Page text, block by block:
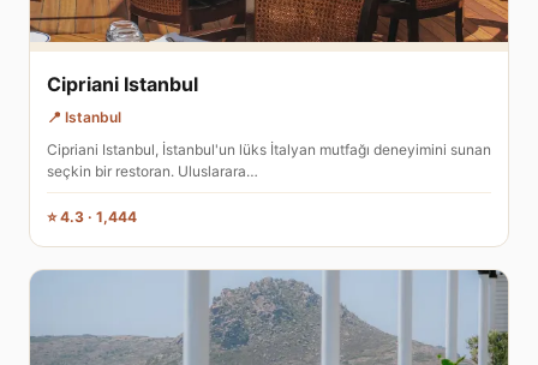
Cipriani Istanbul
📍 Istanbul
Cipriani Istanbul, İstanbul'un lüks İtalyan mutfağı deneyimini sunan
seçkin bir restoran. Uluslarara…
⭐ 4.3 · 1,444